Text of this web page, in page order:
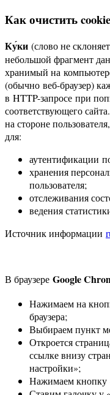
Как очистить
Ку́ки (слово не
небольшой фрагмент
хранимый на
(обычно веб-браузер)
в HTTP-запросе при
соответствующего
на стороне
для:
аутентификации
хранения
пользователя;
отслеживания
ведения
Источник информации
В браузере Google
Нажимаем на
браузера;
Выбираем пункт
Откроется
ссылке внизу
настройки»;
Нажимаем кнопку